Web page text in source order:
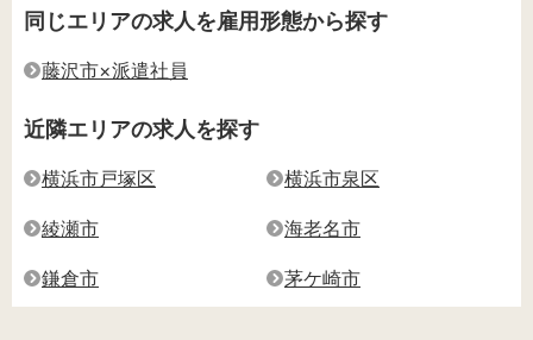
同じエリアの求人を雇用形態から探す
藤沢市×派遣社員
近隣エリアの求人を探す
横浜市戸塚区 横浜市泉区
綾瀬市 海老名市
鎌倉市 茅ケ崎市